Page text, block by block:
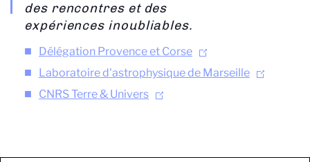
des rencontres et des
expériences inoubliables.
Délégation Provence et Corse
Laboratoire d'astrophysique de Marseille
CNRS Terre & Univers